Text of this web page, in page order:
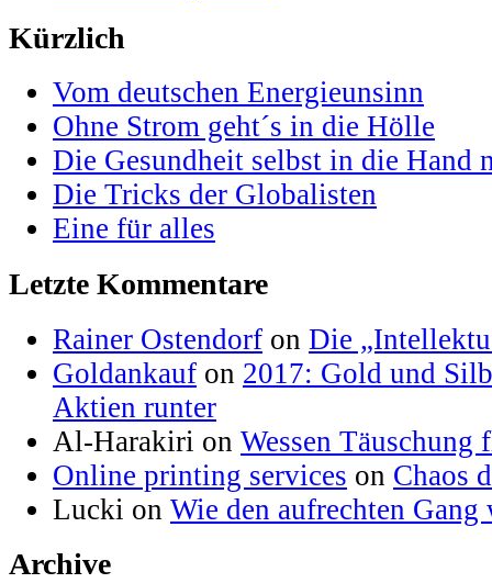
Kürzlich
Vom deutschen Energieunsinn
Ohne Strom geht´s in die Hölle
Die Gesundheit selbst in die Hand
Die Tricks der Globalisten
Eine für alles
Letzte Kommentare
Rainer Ostendorf on Die
Goldankauf on 2017: Gold und
Aktien runter
Al-Harakiri on Wessen
Online printing services on Chaos
Lucki on Wie den aufrechten
Archive